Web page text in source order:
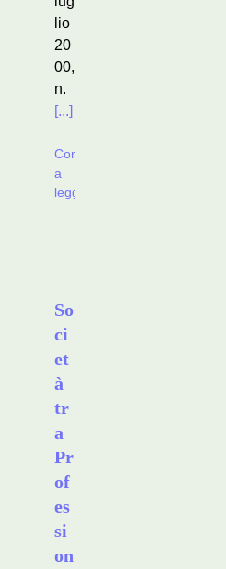
lio
20
00,
n.
[...]
Continua
a
leggere
So
ci
et
à
tr
a
Pr
of
es
si
on